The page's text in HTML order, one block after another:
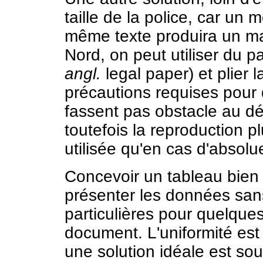
taille de la police, car un
même texte produira un
Nord, on peut utiliser du
angl. legal paper) et plier
précautions requises
fassent pas obstacle au
toutefois la reproduction
utilisée qu'en cas
Concevoir un tableau
présenter les données
particulières pour
document. L'uniformité
une solution idéale est